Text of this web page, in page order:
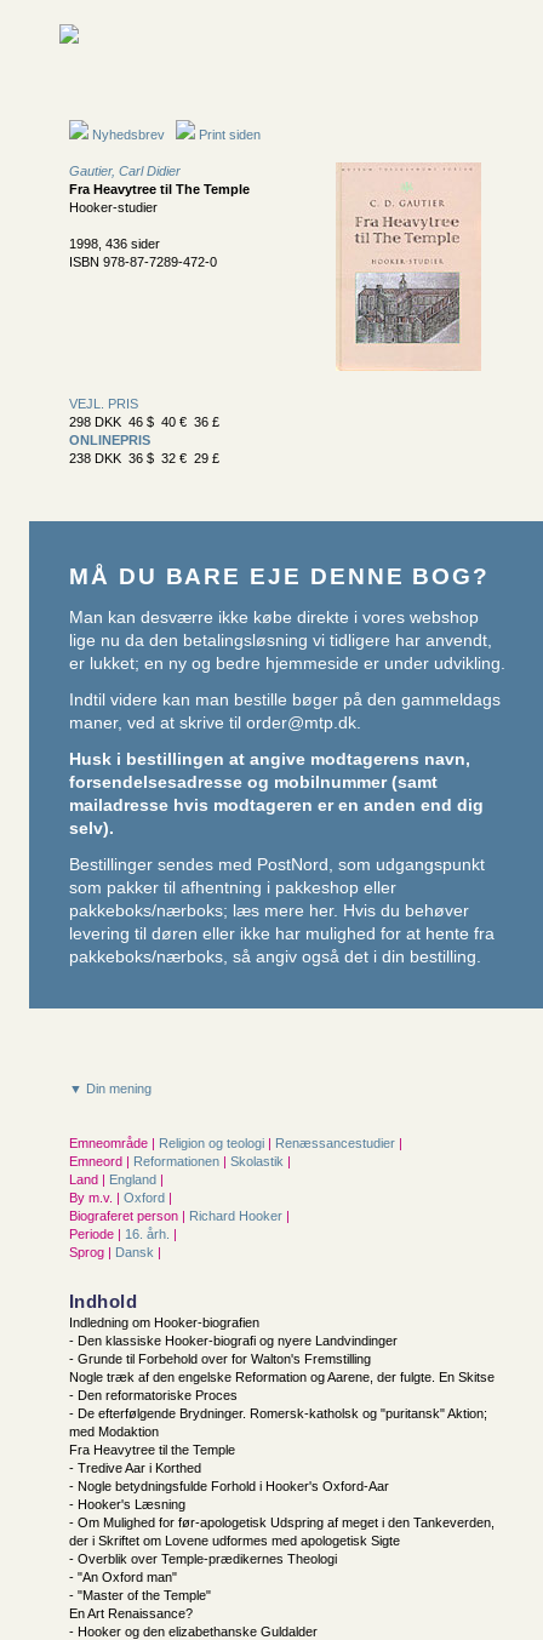
Nyhedsbrev Print siden
Gautier, Carl Didier
Fra Heavytree til The Temple
Hooker-studier
1998, 436 sider
ISBN 978-87-7289-472-0
VEJL. PRIS
298 DKK 46 $ 40 € 36 £
ONLINEPRIS
238 DKK 36 $ 32 € 29 £
MÅ DU BARE EJE DENNE BOG?
Man kan desværre ikke købe direkte i vores webshop
lige nu da den betalingsløsning vi tidligere har anvendt,
er lukket; en ny og bedre hjemmeside er under udvikling.
Indtil videre kan man bestille bøger på den gammeldags
maner, ved at skrive til order@mtp.dk.
Husk i bestillingen at angive modtagerens navn,
forsendelsesadresse og mobilnummer (samt
mailadresse hvis modtageren er en anden end dig
selv).
Bestillinger sendes med PostNord, som udgangspunkt
som pakker til afhentning i pakkeshop eller
pakkeboks/nærboks; læs mere her. Hvis du behøver
levering til døren eller ikke har mulighed for at hente fra
pakkeboks/nærboks, så angiv også det i din bestilling.
▼ Din mening
Emneområde | Religion og teologi | Renæssancestudier |
Emneord | Reformationen | Skolastik |
Land | England |
By m.v. | Oxford |
Biograferet person | Richard Hooker |
Periode | 16. årh. |
Sprog | Dansk |
Indhold
Indledning om Hooker-biografien
- Den klassiske Hooker-biografi og nyere Landvindinger
- Grunde til Forbehold over for Walton's Fremstilling
Nogle træk af den engelske Reformation og Aarene, der fulgte. En Skitse
- Den reformatoriske Proces
- De efterfølgende Brydninger. Romersk-katholsk og "puritansk" Aktion;
med Modaktion
Fra Heavytree til the Temple
- Tredive Aar i Korthed
- Nogle betydningsfulde Forhold i Hooker's Oxford-Aar
- Hooker's Læsning
- Om Mulighed for før-apologetisk Udspring af meget i den Tankeverden,
der i Skriftet om Lovene udformes med apologetisk Sigte
- Overblik over Temple-prædikernes Theologi
- "An Oxford man"
- "Master of the Temple"
En Art Renaissance?
- Hooker og den elizabethanske Guldalder